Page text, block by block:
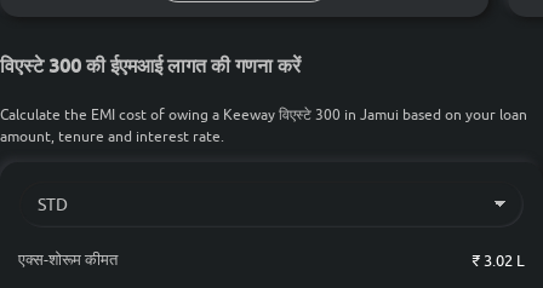
विएस्टे 300 की ईएमआई लागत की गणना करें
Calculate the EMI cost of owing a Keeway विएस्टे 300 in Jamui based on your loan
amount, tenure and interest rate.
एक्स-शोरूम कीमत ₹ 3.02 L